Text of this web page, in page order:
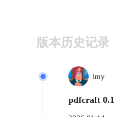
版本历史记录
lmy
pdfcraft